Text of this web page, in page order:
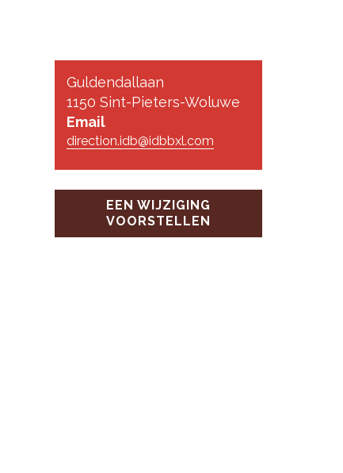
Guldendallaan
1150 Sint-Pieters-Woluwe
Email
direction.idb@idbbxl.com
EEN WIJZIGING
VOORSTELLEN